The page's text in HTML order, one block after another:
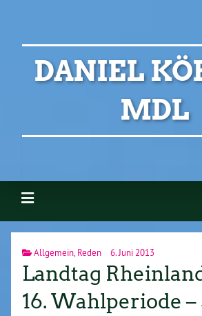
DANIEL
MDL
Allgemein,Reden 6. Juni 2013
Landtag
16. Wahlperiode –